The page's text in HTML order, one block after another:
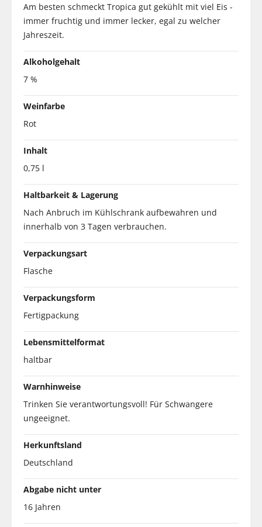
Am besten schmeckt Tropica gut gekühlt mit viel Eis -
immer fruchtig und immer lecker, egal zu welcher
Jahreszeit.
Alkoholgehalt
7 %
Weinfarbe
Rot
Inhalt
0,75 l
Haltbarkeit & Lagerung
Nach Anbruch im Kühlschrank aufbewahren und
innerhalb von 3 Tagen verbrauchen.
Verpackungsart
Flasche
Verpackungsform
Fertigpackung
Lebensmittelformat
haltbar
Warnhinweise
Trinken Sie verantwortungsvoll! Für Schwangere
ungeeignet.
Herkunftsland
Deutschland
Abgabe nicht unter
16 Jahren